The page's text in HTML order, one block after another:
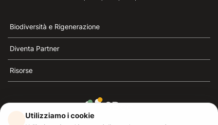
Biodiversità e Rigenerazione
Diventa Partner
Risorse
3Bee è il riferimento della sostenibilità, la difesa delle
Utilizziamo i cookie